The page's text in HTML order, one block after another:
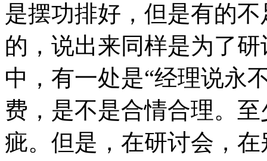
是摆功排好，但是有的
的，说出来同样是为了
中，有一处是“经理说永
费，是不是合情合理。
疵。但是，在研讨会，